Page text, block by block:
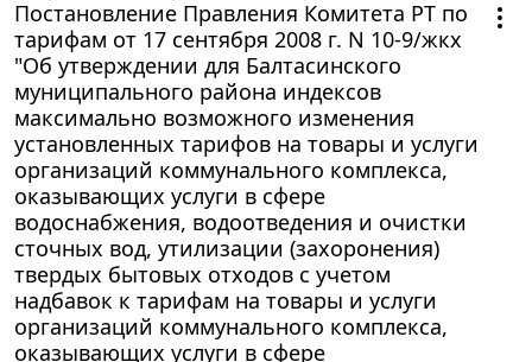
Постановление Правления Комитета РТ по
тарифам от 17 сентября 2008 г. N 10-9/жкх
"Об утверждении для Балтасинского
муниципального района индексов
максимально возможного изменения
установленных тарифов на товары и услуги
организаций коммунального комплекса,
оказывающих услуги в сфере
водоснабжения, водоотведения и очистки
сточных вод, утилизации (захоронения)
твердых бытовых отходов с учетом
надбавок к тарифам на товары и услуги
организаций коммунального комплекса,
оказывающих услуги в сфере